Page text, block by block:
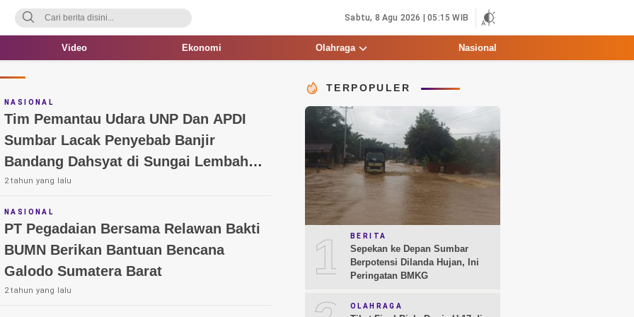
Sabtu, 8 Agu 2026 | 05:15 WIB
Video Ekonomi Olahraga Nasional
NASIONAL
Tim Pemantau Udara UNP Dan APDI
Sumbar Lacak Penyebab Banjir
Bandang Dahsyat di Sungai Lembah
Anai
2 tahun yang lalu
NASIONAL
PT Pegadaian Bersama Relawan Bakti
BUMN Berikan Bantuan Bencana
Galodo Sumatera Barat
2 tahun yang lalu
TERPOPULER
1 BERITA
Sepekan ke Depan Sumbar
Berpotensi Dilanda Hujan, Ini
Peringatan BMKG
OLAHRAGA